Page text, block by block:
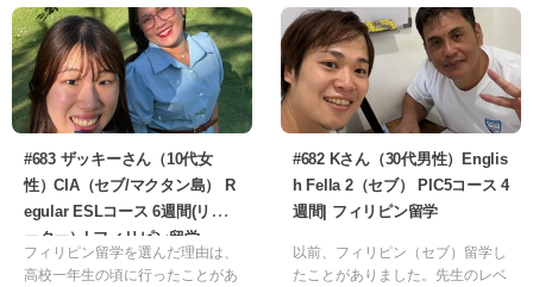
での8週間は、私の人生において
非常に大きなターニングポイント
になったと確信しています。
1週間ほど繋がりが悪く不便でし
た。シャワーはまだ水圧強い方だ
と思いますが、1度だけ止まった
ことがありました。
#683 ザッキーさん（10代女
性）CIA（セブ/マクタン島） R
egular ESLコース 6週間(リピ
ーター）| フィリピン留学
フィリピン留学を選んだ理由は、
高校一年生の頃に行ったことがあ
#682 Kさん（30代男性）Englis
h Fella 2（セブ） PIC5コース 4
週間| フィリピン留学
以前、フィリピン（セブ）留学し
たことがありました。先生のレベ